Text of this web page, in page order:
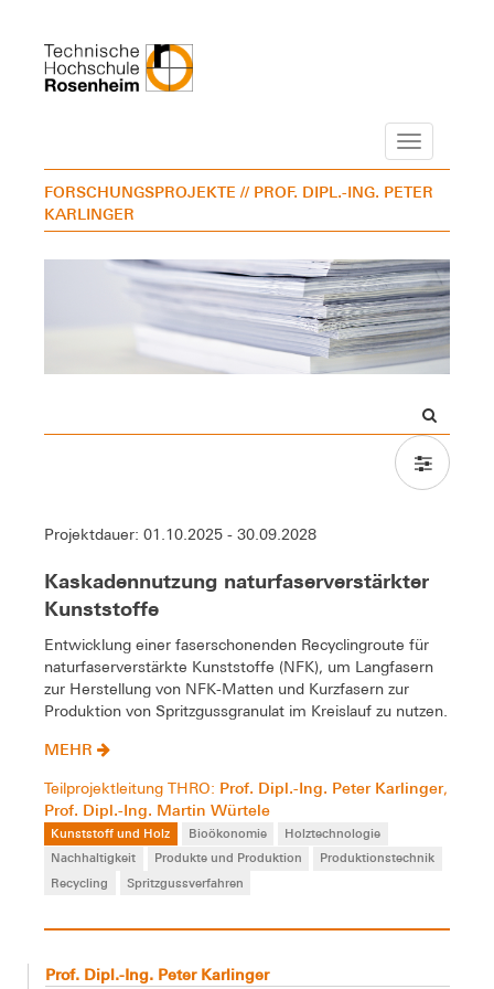
Navigation
FORSCHUNGSPROJEKTE // PROF. DIPL.-ING. PETER
KARLINGER
Projektdauer: 01.10.2025 - 30.09.2028
Kaskadennutzung naturfaserverstärkter
Kunststoffe
Entwicklung einer faserschonenden Recyclingroute für
naturfaserverstärkte Kunststoffe (NFK), um Langfasern
zur Herstellung von NFK-Matten und Kurzfasern zur
Produktion von Spritzgussgranulat im Kreislauf zu nutzen.
MEHR
Teilprojektleitung THRO: Prof. Dipl.-Ing. Peter Karlinger,
Prof. Dipl.-Ing. Martin Würtele
Kunststoff und Holz Bioökonomie
Holztechnologie
Nachhaltigkeit
Produkte und Produktion
Produktionstechnik
Recycling
Spritzgussverfahren
Prof. Dipl.-Ing. Peter Karlinger